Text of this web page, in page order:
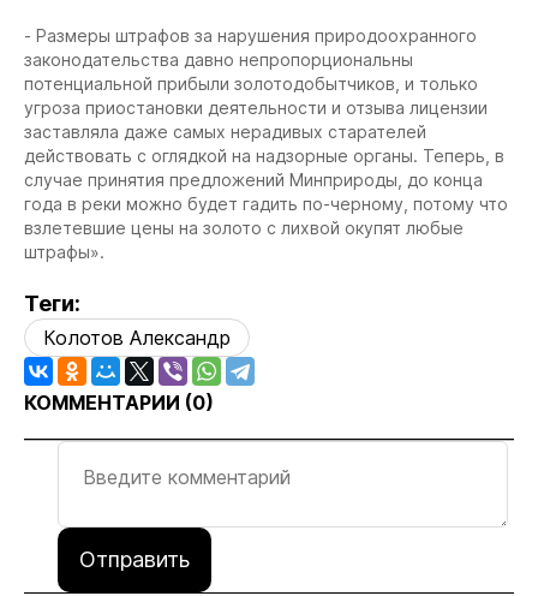
- Размеры штрафов за нарушения природоохранного
законодательства давно непропорциональны
потенциальной прибыли золотодобытчиков, и только
угроза приостановки деятельности и отзыва лицензии
заставляла даже самых нерадивых старателей
действовать с оглядкой на надзорные органы. Теперь, в
случае принятия предложений Минприроды, до конца
года в реки можно будет гадить по-черному, потому что
взлетевшие цены на золото с лихвой окупят любые
штрафы».
Теги:
Колотов Александр
КОММЕНТАРИИ (0)
Отправить